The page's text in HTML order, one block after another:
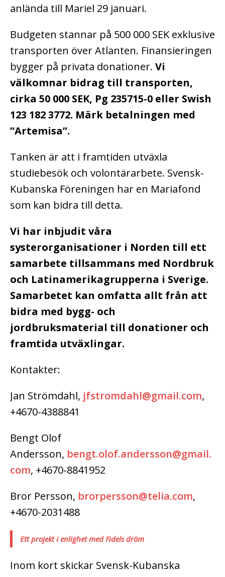
anlända till Mariel 29 januari.
Budgeten stannar på 500 000 SEK exklusive
transporten över Atlanten. Finansieringen
bygger på privata donationer. Vi
välkomnar bidrag till transporten,
cirka 50 000 SEK, Pg 235715-0 eller Swish
123 182 3772. Märk betalningen med
”Artemisa”.
Tanken är att i framtiden utväxla
studiebesök och volontärarbete. Svensk-
Kubanska Föreningen har en Mariafond
som kan bidra till detta.
Vi har inbjudit våra
systerorganisationer i Norden till ett
samarbete tillsammans med Nordbruk
och Latinamerikagrupperna i Sverige.
Samarbetet kan omfatta allt från att
bidra med bygg- och
jordbruksmaterial till donationer och
framtida utväxlingar.
Kontakter:
Jan Strömdahl, jfstromdahl@gmail.com,
+4670-4388841
Bengt Olof
Andersson, bengt.olof.andersson@gmail.
com, +4670-8841952
Bror Persson, brorpersson@telia.com,
+4670-2031488
Ett projekt i enlighet med Fidels dröm
Inom kort skickar Svensk-Kubanska